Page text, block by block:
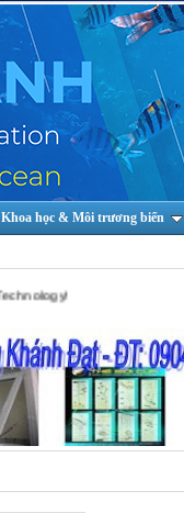
Khoa học & Môi trương biển